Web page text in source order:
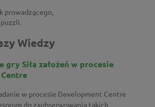
prowadzącego,
Wiedzy
gry Siła założeń w procesie
w procesie Development Centre
do zaobserwowania takich